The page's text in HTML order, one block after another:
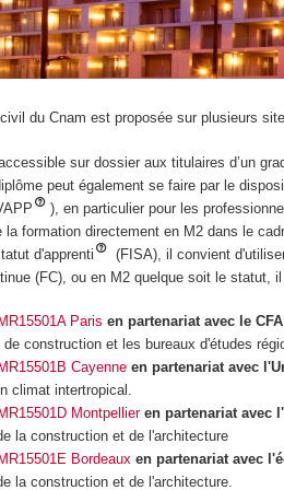
du Cnam est proposée sur plusieurs
sur dossier aux titulaires d’un
peut également se faire par le
), en particulier pour les
la formation directement en M2 dans le
d'apprenti
(FISA), il convient
(FC), ou en M2 quelque soit le statut,
MR15501A Paris en partenariat avec le
de construction et les bureaux d'études
MR15501B Cayenne en partenariat avec
climat intertropical.
MR15501D Montpellier en partenariat avec
la construction et de l'architecture
MR15501E Bordeaux en partenariat avec
la construction et de l'architecture.